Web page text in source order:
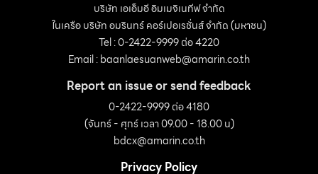
บริษัท เอเอ็มอี อิมเมจิเนทีฟ จำกัด
ในเครือ บริษัท อมรินทร์ คอร์เปอเรชั่นส์ จำกัด (มหาชน)
Tel : 0-2422-9999 ต่อ 4220
Email :baanlaesuanweb@amarin.co.th
Report an issue or send feedback
0-2422-9999 ต่อ 4180
(จันทร์ - ศุกร์ เวลา 09.00 - 18.00 น)
bdcx@amarin.co.th
Privacy Policy